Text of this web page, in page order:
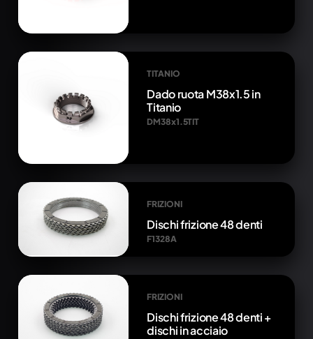
TITANIO
Dado ruota M38x1.5 in
Titanio
DM38x1.5TIT
FRIZIONI
Dischi frizione 48 denti
F1328A
FRIZIONI
Dischi frizione 48 denti +
dischi in acciaio